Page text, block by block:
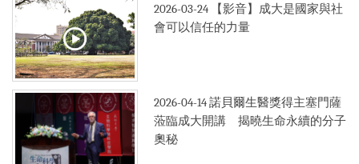
2026-03-24
【影音】成大是國家與社
會可以信任的力量
2026-04-14諾貝爾生醫獎得主塞門薩
蒞臨成大開講 揭曉生命永續的分子
奧秘